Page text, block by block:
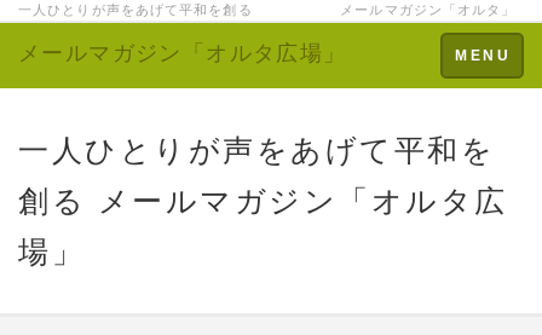
一人ひとりが声をあげて平和を創る メールマガジン「オルタ」
Toggle
navigation
MENU
メールマガジン「オルタ広場」
一人ひとりが声をあげて平和を
創る メールマガジン「オルタ広
場」